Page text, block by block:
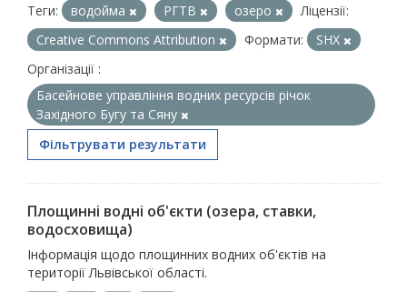
Теги: водойма РГТВ озеро
Ліцензії:
Creative Commons Attribution
Формати:
SHX
Організації :
Басейнове управління водних ресурсів річок
Західного Бугу та Сяну
Фільтрувати результати
Площинні водні об'єкти (озера, ставки,
водосховища)
Інформація щодо площинних водних об'єктів на
території Львівської області.